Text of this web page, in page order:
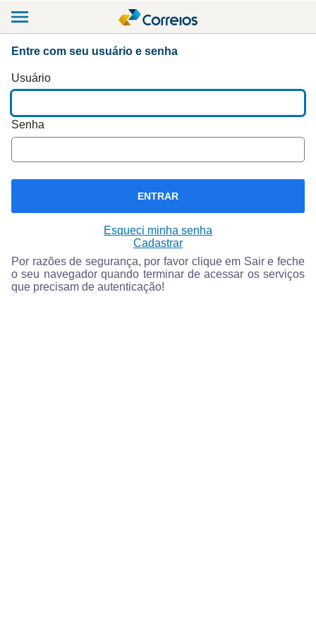
Entre com seu usuário e senha
Usuário
Senha
ENTRAR
Esqueci minha senha
Cadastrar
Por razões de segurança, por favor clique em Sair e feche
o seu navegador quando terminar de acessar os serviços
que precisam de autenticação!